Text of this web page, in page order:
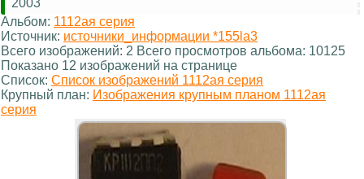
2003
Альбом: 1112ая серия
Источник: источники_информации *155la3
Всего изображений: 2 Всего просмотров альбома: 10125
Показано 12 изображений на странице
Список: Список изображений 1112ая серия
Крупный план: Изображения крупным планом 1112ая
серия